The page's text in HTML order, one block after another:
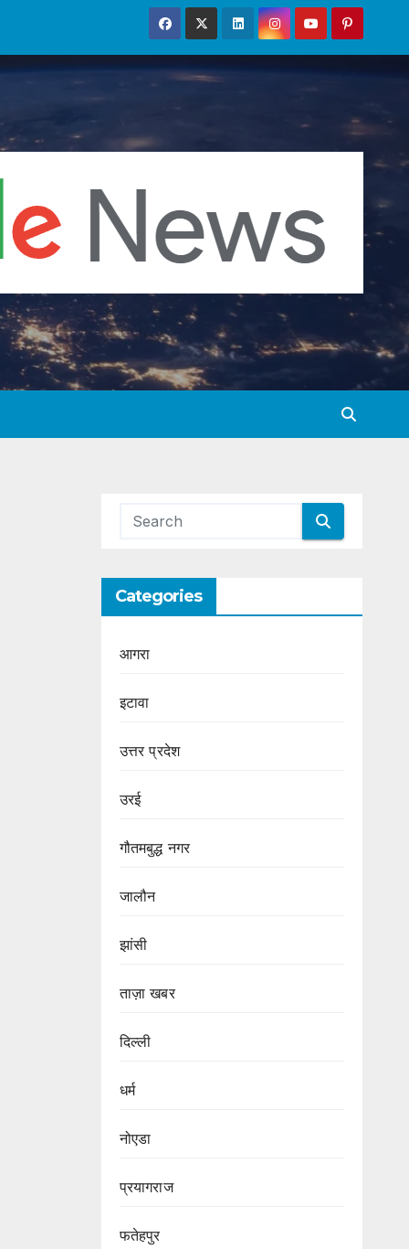
Categories
आगरा
इटावा
उत्तर प्रदेश
उरई
गौतमबुद्ध नगर
जालौन
झांसी
ताज़ा खबर
दिल्ली
धर्म
नोएडा
प्रयागराज
फतेहपुर